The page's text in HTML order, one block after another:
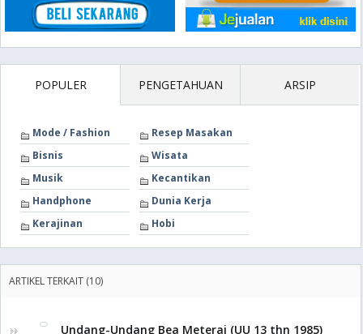
POPULER PENGETAHUAN ARSIP
Mode / Fashion
Resep Masakan
Bisnis
Wisata
Musik
Kecantikan
Handphone
Dunia Kerja
Kerajinan
Hobi
ARTIKEL TERKAIT (10)
Undang-Undang Bea Meterai (UU 13 thn 1985)